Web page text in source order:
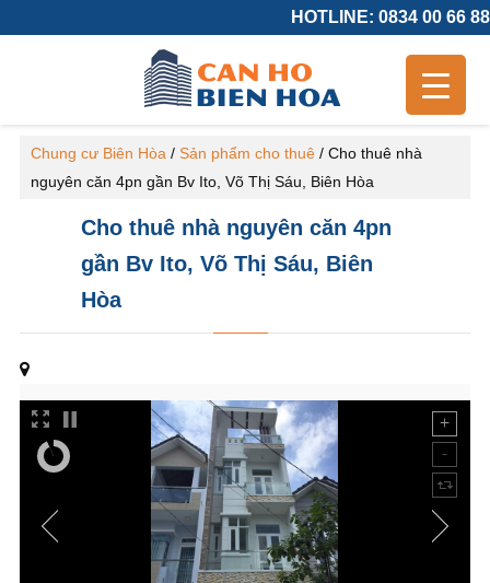
HOTLINE: 0834 00 66 88
Chung cư Biên Hòa / Sản phẩm cho thuê/ Cho thuê nhà
nguyên căn 4pn gần Bv Ito, Võ Thị Sáu, Biên Hòa
Cho thuê nhà nguyên căn 4pn
gần Bv Ito, Võ Thị Sáu, Biên
Hòa